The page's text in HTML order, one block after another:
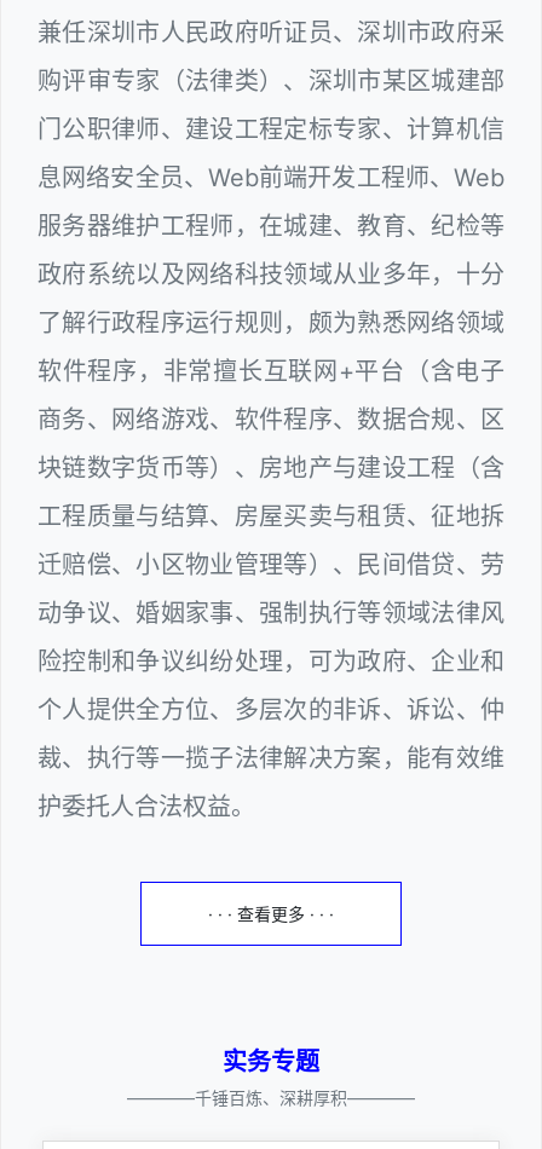
兼任深圳市人民政府听证员、深圳市政府采
购评审专家（法律类）、深圳市某区城建部
门公职律师、建设工程定标专家、计算机信
息网络安全员、Web前端开发工程师、Web
服务器维护工程师，在城建、教育、纪检等
政府系统以及网络科技领域从业多年，十分
了解行政程序运行规则，颇为熟悉网络领域
软件程序，非常擅长互联网+平台（含电子
商务、网络游戏、软件程序、数据合规、区
块链数字货币等）、房地产与建设工程（含
工程质量与结算、房屋买卖与租赁、征地拆
迁赔偿、小区物业管理等）、民间借贷、劳
动争议、婚姻家事、强制执行等领域法律风
险控制和争议纠纷处理，可为政府、企业和
个人提供全方位、多层次的非诉、诉讼、仲
裁、执行等一揽子法律解决方案，能有效维
护委托人合法权益。
· · · 查看更多 · · ·
实务专题
————千锤百炼、深耕厚积————